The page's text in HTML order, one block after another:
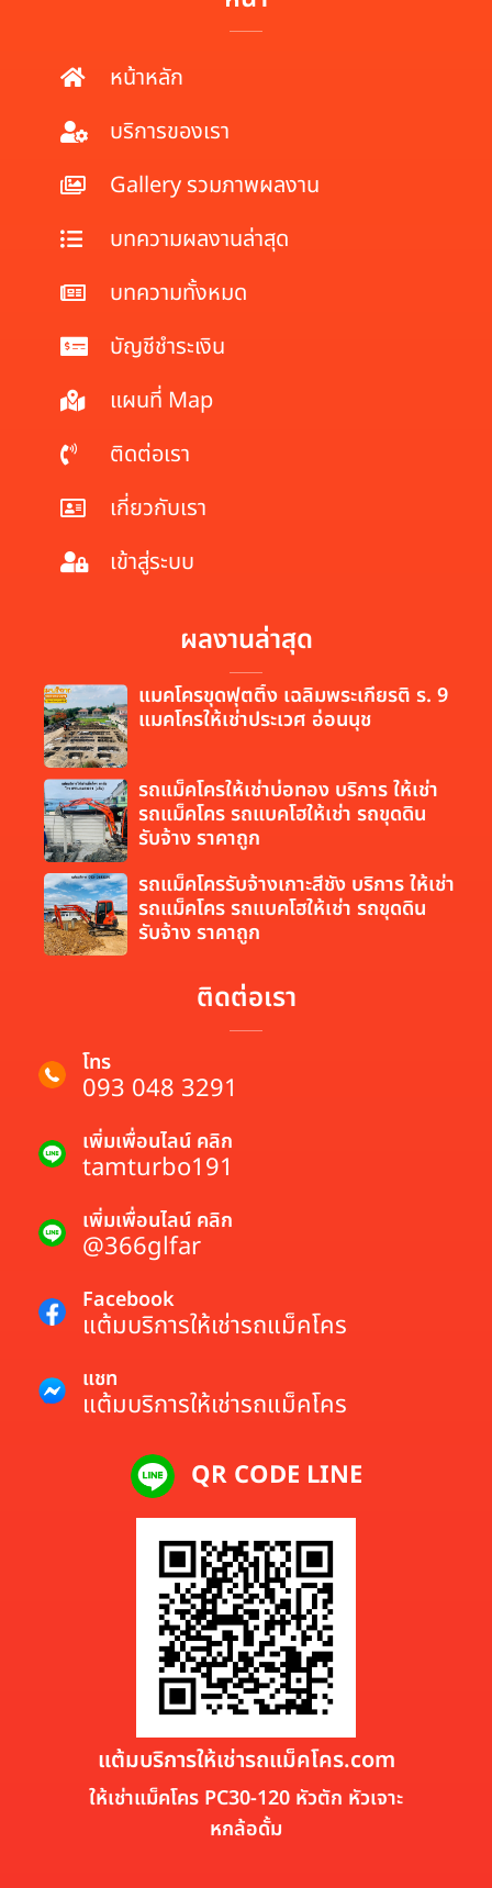
หน้าหลัก
บริการของเรา
Gallery รวมภาพผลงาน
บทความผลงานล่าสุด
บทความทั้งหมด
บัญชีชำระเงิน
แผนที่ Map
ติดต่อเรา
เกี่ยวกับเรา
เข้าสู่ระบบ
ผลงานล่าสุด
แมคโครขุดฟุตติ้ง เฉลิมพระเกียรติ ร. 9
แมคโครให้เช่าประเวศ อ่อนนุช
รถแม็คโครให้เช่าบ่อทอง บริการ ให้เช่า
รถแม็คโคร รถแบคโฮให้เช่า รถขุดดิน
รับจ้าง ราคาถูก
รถแม็คโครรับจ้างเกาะสีชัง บริการ ให้เช่า
รถแม็คโคร รถแบคโฮให้เช่า รถขุดดิน
รับจ้าง ราคาถูก
ติดต่อเรา
โทร
093 048 3291
เพิ่มเพื่อนไลน์ คลิก
tamturbo191
เพิ่มเพื่อนไลน์ คลิก
@366glfar
Facebook
แต้มบริการให้เช่ารถแม็คโคร
แชท
แต้มบริการให้เช่ารถแม็คโคร
QR CODE LINE
แต้มบริการให้เช่ารถแม็คโคร.com
ให้เช่าแม็คโคร PC30-120 หัวตัก หัวเจาะ
หกล้อดั้ม